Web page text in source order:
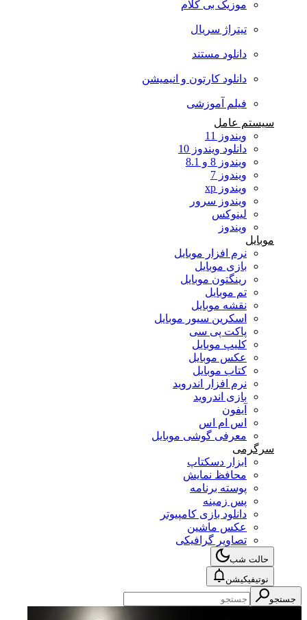
موزیک بی کلام
تیتراژ سریال
دانلود مستند
دانلود کارتون و انیمیشن
فیلم آموزشی
سیستم عامل
ویندوز 11
دانلود ویندوز 10
ویندوز 8 و 8.1
ویندوز 7
ویندوز xp
ویندوز سرور
لینوکس
ویندوز
موبایل
نرم افزار موبایل
بازی موبایل
رینگتون موبایل
تم موبایل
نقشه موبایل
اسکرین سیور موبایل
پاکت پی سی
کلیپ موبایل
عکس موبایل
کتاب موبایل
نرم افزار اندروید
بازی اندروید
آیفون
اس ام اس
معرفی گوشی موبایل
سرگرمی
ابزار دسکتاپ
محافظ نمایش
پوسته برنامه
پس زمینه
دانلود بازی کامپیوتر
عکس ماشین
تصاویر گرافیکی
حالت شب
نوتیفیکیشن
جستجو